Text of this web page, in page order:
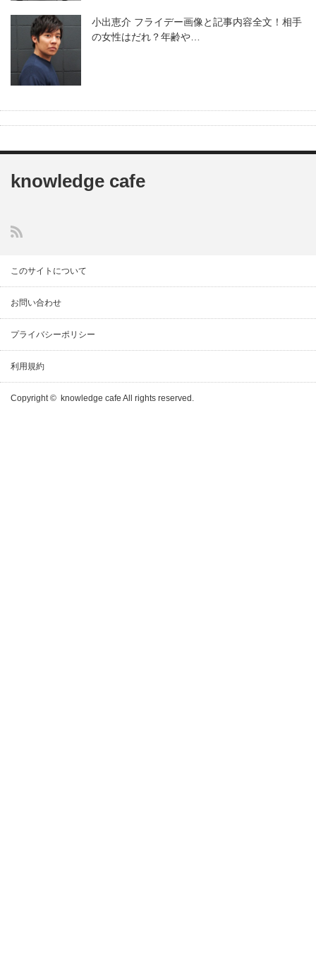
小出恵介 フライデー画像と記事内容全文！相手
の女性はだれ？年齢や…
knowledge cafe
このサイトについて
お問い合わせ
プライバシーポリシー
利用規約
Copyright © knowledge cafe All rights reserved.